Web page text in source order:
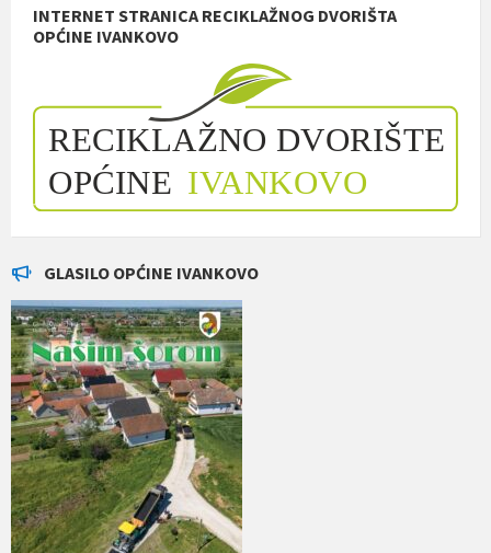
INTERNET STRANICA RECIKLAŽNOG DVORIŠTA
OPĆINE IVANKOVO
GLASILO OPĆINE IVANKOVO